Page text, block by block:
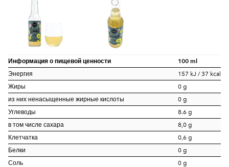
Информация о пищевой ценности 100 ml
Энергия
157 kJ / 37 kcal
Жиры
0 g
из них ненасыщенные жирные кислоты
0 g
Углеводы
8.6 g
в том числе сахара
8,0 g
Клетчатка
0,6 g
Белки
0 g
Соль
0 g